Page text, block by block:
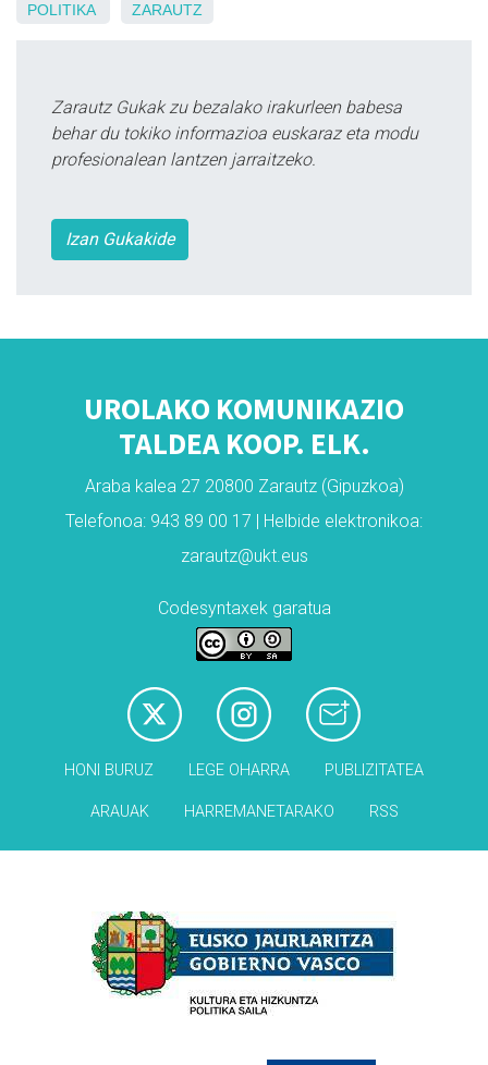
POLITIKA ZARAUTZ
Zarautz Gukak zu bezalako irakurleen babesa
behar du tokiko informazioa euskaraz eta modu
profesionalean lantzen jarraitzeko.
Izan Gukakide
UROLAKO KOMUNIKAZIO
TALDEA KOOP. ELK.
Araba kalea 27 20800 Zarautz (Gipuzkoa)
Telefonoa: 943 89 00 17 | Helbide elektronikoa:
zarautz@ukt.eus
Codesyntaxek garatua
HONI BURUZ LEGE OHARRA PUBLIZITATEA
ARAUAK HARREMANETARAKO RSS